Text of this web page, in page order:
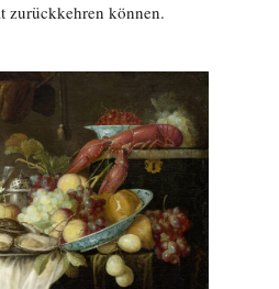
zurückkehren können.